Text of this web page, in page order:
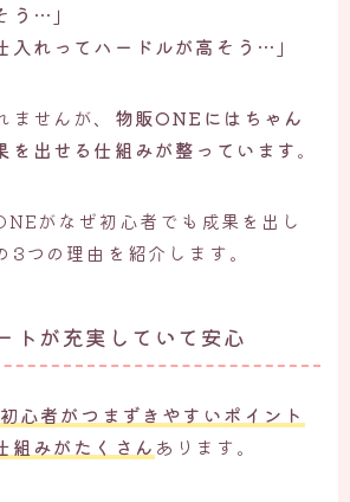
う…」
入れってハードルが高そう…」
せんが、 物販ONEにはちゃん
を出せる仕組みが整っています。
がなぜ初心者でも成果を出し
3つの理由を紹介します。
トが充実していて安心
初心者がつまずきやすいポイント
組みがたくさん あります。